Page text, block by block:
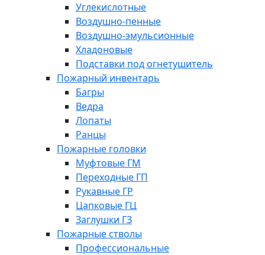
Углекислотные
Воздушно-пенные
Воздушно-эмульсионные
Хладоновые
Подставки под огнетушитель
Пожарный инвентарь
Багры
Ведра
Лопаты
Ранцы
Пожарные головки
Муфтовые ГМ
Переходные ГП
Рукавные ГР
Цапковые ГЦ
Заглушки ГЗ
Пожарные стволы
Профессиональные